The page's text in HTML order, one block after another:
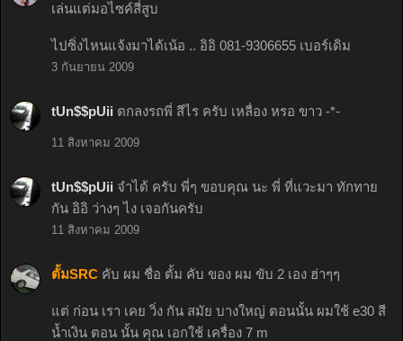
เล่นแต่มอไซค์สี่สูบ
ไปซิ่งไหนแจ้งมาได้เน้อ .. อิอิ 081-9306655 เบอร์เดิม
3 กันยายน 2009
tUn$$pUii ตกลงรถพี่ สีไร ครับ เหลื่อง หรอ ขาว -*-
11 สิงหาคม 2009
tUn$$pUii จำได้ ครับ พี่ๆ ขอบคุณ นะ พี่ ที่แวะมา ทักทาย
กัน อิอิ ว่างๆ ไง เจอกันครับ
11 สิงหาคม 2009
ตั้มSRC คับ ผม ชื่อ ตั้ม คับ ของ ผม ขับ 2 เอง ฮ่าๆๆ
แต่ ก่อน เรา เคย วิ่ง กัน สมัย บางใหญ่ ตอนนั้น ผมใช้ e30 สี
น้ำเงิน ตอน นั้น คุณ เอกใช้ เครื่อง 7 m